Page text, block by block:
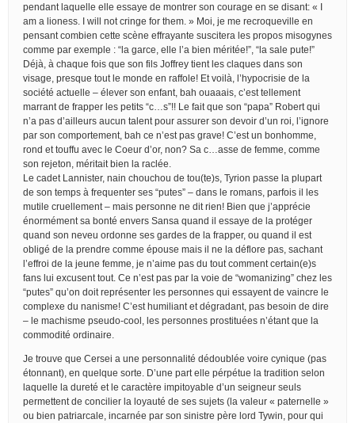
pendant laquelle elle essaye de montrer son courage en se disant: « I
am a lioness. I will not cringe for them. » Moi, je me recroqueville en
pensant combien cette scène effrayante suscitera les propos misogynes
comme par exemple : “la garce, elle l’a bien méritée!”, “la sale pute!”
Déjà, à chaque fois que son fils Joffrey tient les claques dans son
visage, presque tout le monde en raffole! Et voilà, l’hypocrisie de la
société actuelle – élever son enfant, bah ouaaais, c’est tellement
marrant de frapper les petits “c…s”!! Le fait que son “papa” Robert qui
n’a pas d’ailleurs aucun talent pour assurer son devoir d’un roi, l’ignore
par son comportement, bah ce n’est pas grave! C’est un bonhomme,
rond et touffu avec le Coeur d’or, non? Sa c…asse de femme, comme
son rejeton, méritait bien la raclée.
Le cadet Lannister, nain chouchou de tou(te)s, Tyrion passe la plupart
de son temps à frequenter ses “putes” – dans le romans, parfois il les
mutile cruellement – mais personne ne dit rien! Bien que j’apprécie
énormément sa bonté envers Sansa quand il essaye de la protéger
quand son neveu ordonne ses gardes de la frapper, ou quand il est
obligé de la prendre comme épouse mais il ne la déflore pas, sachant
l’effroi de la jeune femme, je n’aime pas du tout comment certain(e)s
fans lui excusent tout. Ce n’est pas par la voie de “womanizing” chez les
“putes” qu’on doit représenter les personnes qui essayent de vaincre le
complexe du nanisme! C’est humiliant et dégradant, pas besoin de dire
– le machisme pseudo-cool, les personnes prostituées n’étant que la
commodité ordinaire.
Je trouve que Cersei a une personnalité dédoublée voire cynique (pas
étonnant), en quelque sorte. D’une part elle pérpétue la tradition selon
laquelle la dureté et le caractère impitoyable d’un seigneur seuls
permettent de concilier la loyauté de ses sujets (la valeur « paternelle »
ou bien patriarcale, incarnée par son sinistre père lord Tywin, pour qui